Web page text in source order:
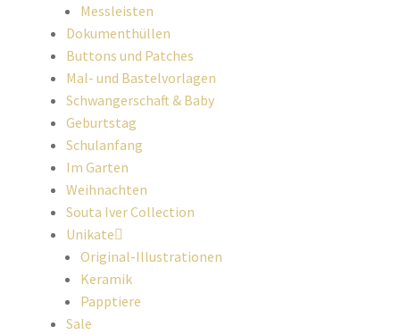
Messleisten
Dokumenthüllen
Buttons und Patches
Mal- und Bastelvorlagen
Schwangerschaft & Baby
Geburtstag
Schulanfang
Im Garten
Weihnachten
Souta Iver Collection
Unikate
Original-Illustrationen
Keramik
Papptiere
Sale